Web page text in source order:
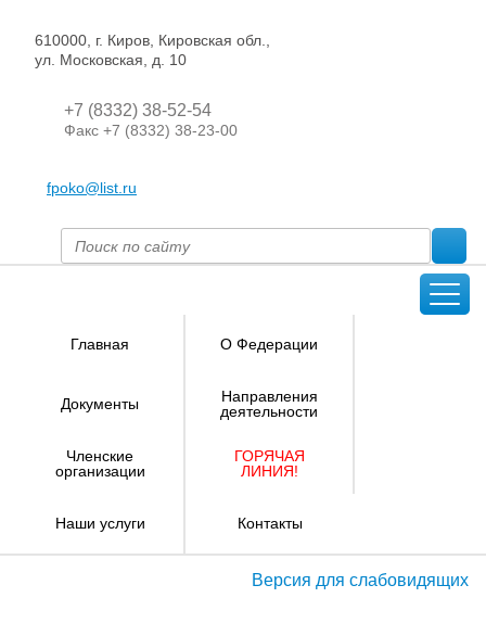
610000, г. Киров, Кировская обл.,
ул. Московская, д. 10
+7 (8332) 38-52-54
Факс +7 (8332) 38-23-00
fpoko@list.ru
Главная О Федерации
Документы
Направления
деятельности
Членские
организации
ГОРЯЧАЯ
ЛИНИЯ!
Наши услуги Контакты
Версия для слабовидящих